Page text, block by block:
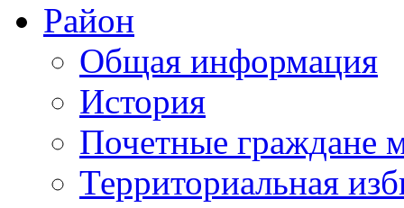
Район
Общая информация
История
Почетные граждане
Территориальная